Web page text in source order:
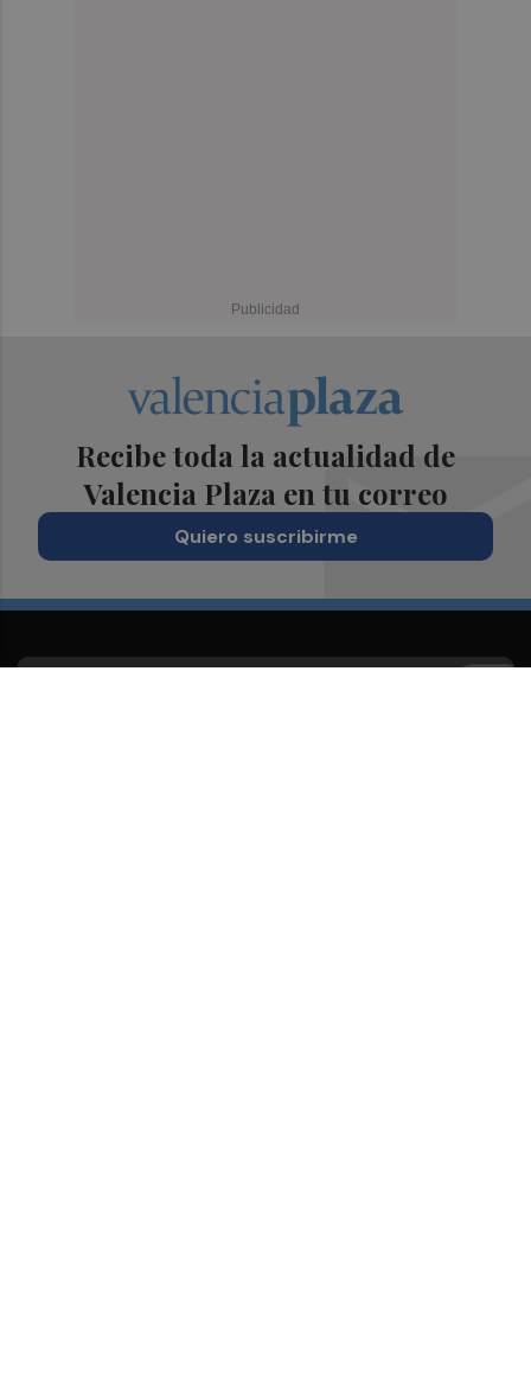
Recibe toda la actualidad de
Valencia Plaza en tu correo
Quiero suscribirme